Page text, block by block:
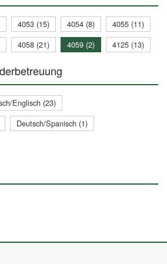
4053 (15) 4054 (8)
4055 (11)
4058 (21) 4059 (2) 4125 (13)
Englisch (23)
Deutsch/Spanisch (1)